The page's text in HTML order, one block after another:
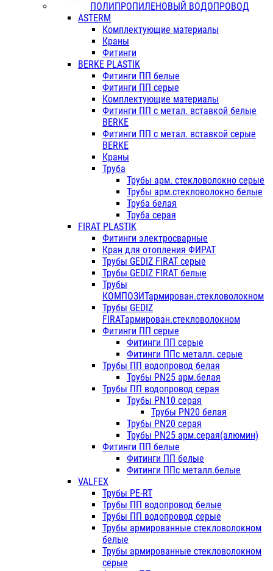
ПОЛИПРОПИЛЕНОВЫЙ ВОДОПРОВОД
ASTERM
Комплектующие материалы
Краны
Фитинги
BERKE PLASTIK
Фитинги ПП белые
Фитинги ПП серые
Комплектующие материалы
Фитинги ПП с метал. вставкой белые
BERKE
Фитинги ПП с метал. вставкой серые
BERKE
Краны
Труба
Трубы арм. стекловолокно серые
Трубы арм.стекловолокно белые
Труба белая
Труба серая
FIRAT PLASTIK
Фитинги электросварные
Кран для отопления ФИРАТ
Трубы GEDIZ FIRAT серые
Трубы GEDIZ FIRAT белые
Трубы
КОМПОЗИТармирован.стекловолокном
Трубы GEDIZ
FIRATармирован.стекловолокном
Фитинги ПП серые
Фитинги ПП серые
Фитинги ППс металл. серые
Трубы ПП водопровод белая
Трубы PN25 арм.белая
Трубы ПП водопровод серая
Трубы PN10 серая
Трубы PN20 белая
Трубы PN20 серая
Трубы PN25 арм.серая(алюмин)
Фитинги ПП белые
Фитинги ПП белые
Фитинги ППс металл.белые
VALFEX
Трубы PE-RT
Трубы ПП водопровод белые
Трубы ПП водопровод серые
Трубы армированные стекловолокном
белые
Трубы армированные стекловолокном
серые